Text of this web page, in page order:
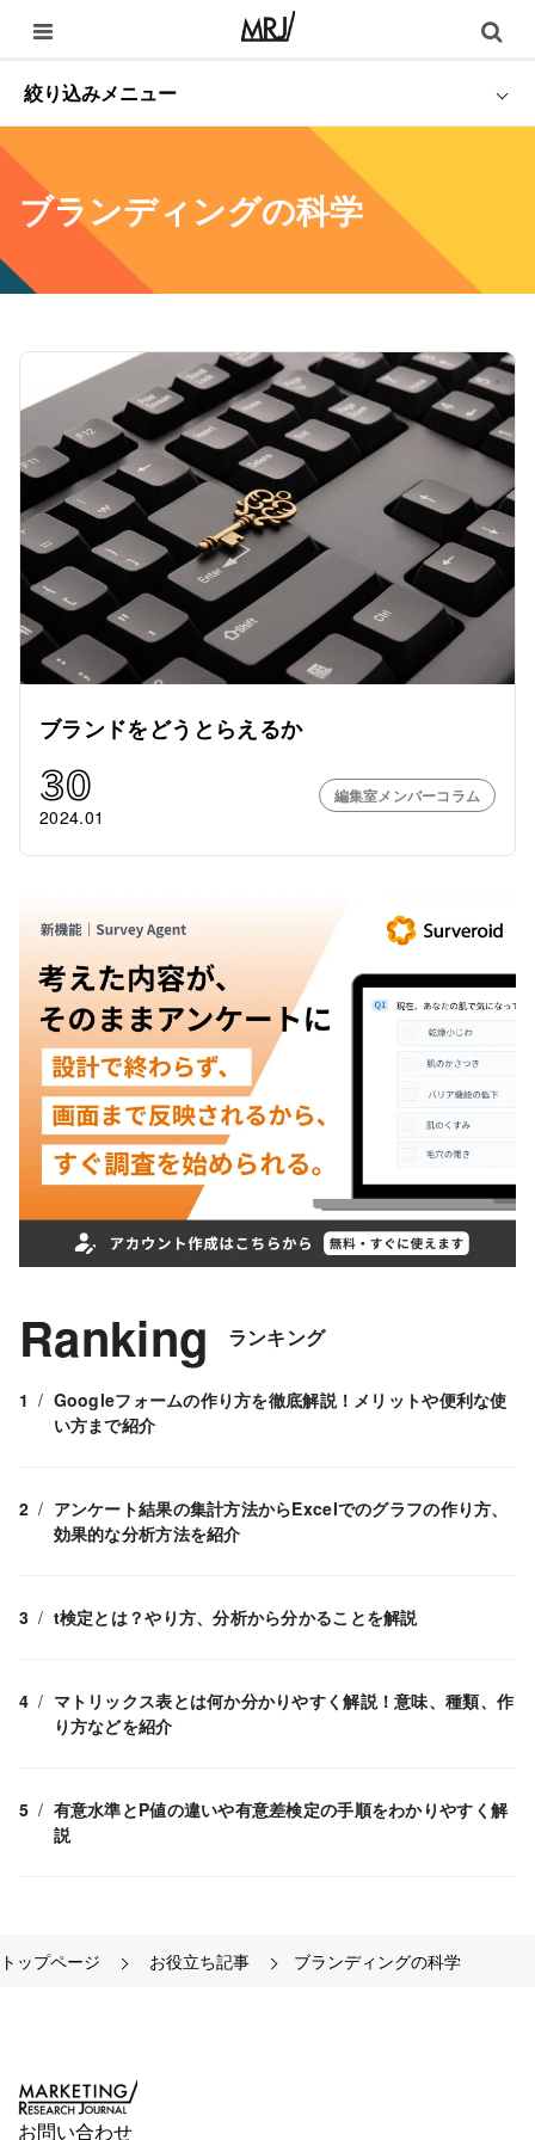
絞り込みメニュー
ブランディングの科学
ブランドをどうとらえるか
30
2024.01
編集室メンバーコラム
Ranking ランキング
Googleフォームの作り方を徹底解説！メリットや便利な使
い方まで紹介
アンケート結果の集計方法からExcelでのグラフの作り方、
効果的な分析方法を紹介
t検定とは？やり方、分析から分かることを解説
マトリックス表とは何か分かりやすく解説！意味、種類、作
り方などを紹介
有意水準とP値の違いや有意差検定の手順をわかりやすく解
説
トップページ お役立ち記事 ブランディングの科学
お問い合わせ